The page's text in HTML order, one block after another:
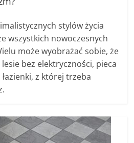
stylów życia
wszystkich nowoczesnych
może wyobrażać sobie, że
bez elektryczności, pieca
z której trzeba